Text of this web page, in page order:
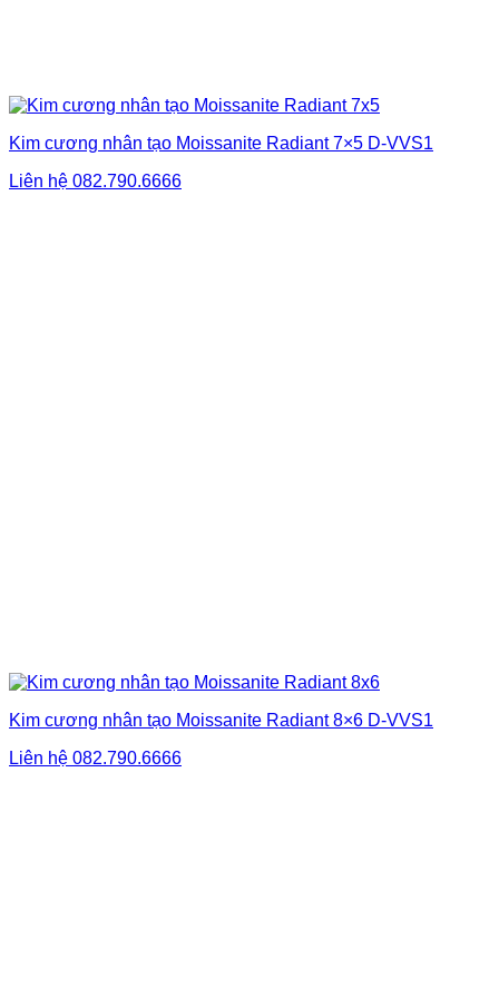
Kim cương nhân tạo Moissanite Radiant 7×5 D-VVS1
Liên hệ 082.790.6666
Kim cương nhân tạo Moissanite Radiant 8×6 D-VVS1
Liên hệ 082.790.6666